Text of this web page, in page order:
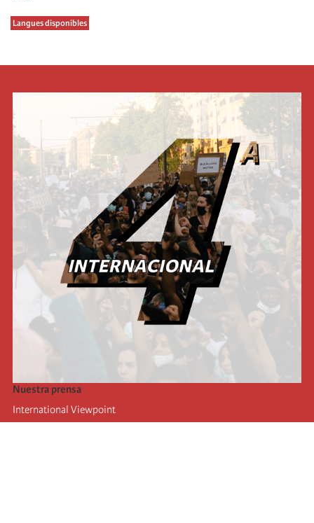
Langues disponibles
Nuestra prensa
International Viewpoint